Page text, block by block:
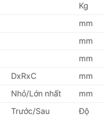
Kg
mm
mm
mm
DxRxC mm
Nhỏ/Lớn nhất mm
Trước/Sau Độ